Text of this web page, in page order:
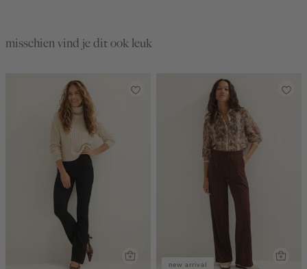
misschien vind je dit ook leuk
new arrival